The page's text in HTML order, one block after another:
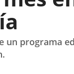
un programa